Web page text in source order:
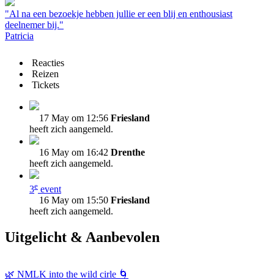
"Al na een bezoekje hebben jullie er een blij en enthousiast
deelnemer bij."
Patricia
Reacties
Reizen
Tickets
17 May om 12:56 Friesland
heeft zich aangemeld.
16 May om 16:42 Drenthe
heeft zich aangemeld.
3e event
16 May om 15:50 Friesland
heeft zich aangemeld.
Uitgelicht & Aanbevolen
🌿 NMLK into the wild cirle 🌀